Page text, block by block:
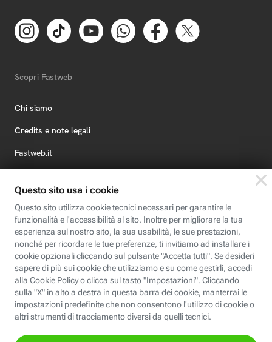
Scopri Fastweb
Chi siamo
Credits e note legali
Fastweb.it
Fastweb Digital Academy
STEP FuturAbility District
Insieme, siamo futuro